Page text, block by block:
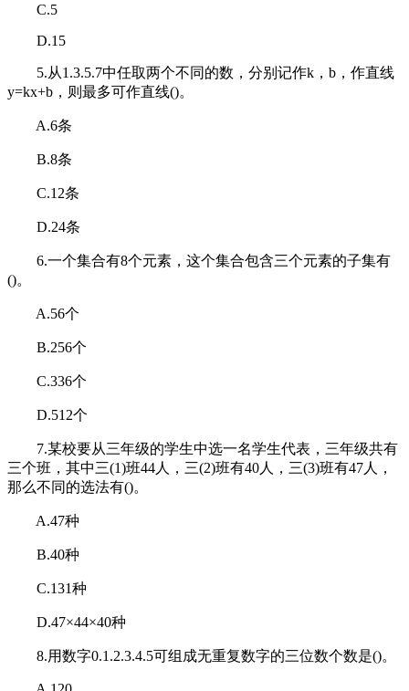
C.5
D.15
5.从1.3.5.7中任取两个不同的数，分别记作k，b，作直线
y=kx+b，则最多可作直线()。
A.6条
B.8条
C.12条
D.24条
6.一个集合有8个元素，这个集合包含三个元素的子集有
()。
A.56个
B.256个
C.336个
D.512个
7.某校要从三年级的学生中选一名学生代表，三年级共有
三个班，其中三(1)班44人，三(2)班有40人，三(3)班有47人，
那么不同的选法有()。
A.47种
B.40种
C.131种
D.47×44×40种
8.用数字0.1.2.3.4.5可组成无重复数字的三位数个数是()。